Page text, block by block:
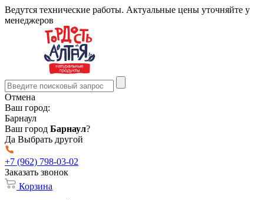
Ведутся технические работы. Актуальные цены уточняйте у
менеджеров
Отмена
Ваш город:
Барнаул
Ваш город Барнаул?
Да Выбрать другой
+7 (962) 798-03-02
Заказать звонок
Корзина